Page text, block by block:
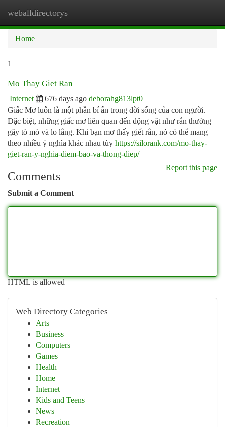
weballdirectorys
Home
1
Mo Thay Giet Ran
Internet 676 days ago deborahg813lpt0
Giấc Mơ luôn là một phần bí ẩn trong đời sống của con người.
Đặc biệt, những giấc mơ liên quan đến động vật như rắn thường
gây tò mò và lo lắng. Khi bạn mơ thấy giết rắn, nó có thể mang
theo nhiều ý nghĩa khác nhau tùy https://silorank.com/mo-thay-
giet-ran-y-nghia-diem-bao-va-thong-diep/
Report this page
Comments
Submit a Comment
HTML is allowed
Web Directory Categories
Arts
Business
Computers
Games
Health
Home
Internet
Kids and Teens
News
Recreation